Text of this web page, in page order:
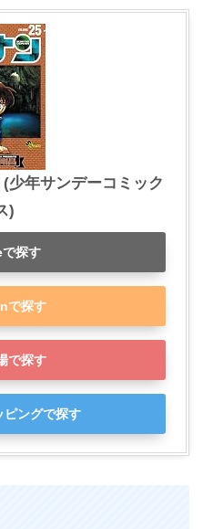
少年サンデーコミック
)
探す
で探す
で探す
ングで探す